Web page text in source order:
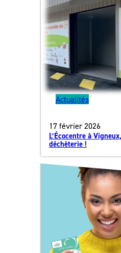
Actualités
17 février 2026
L’Écocentre à
déchèterie !